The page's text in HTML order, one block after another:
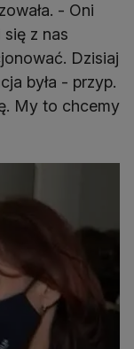
- Oni
z nas
Dzisiaj
była - przyp.
My to chcemy